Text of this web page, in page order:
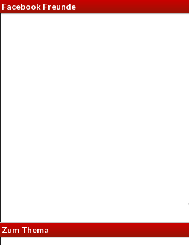
Facebook Freunde
Zum Thema